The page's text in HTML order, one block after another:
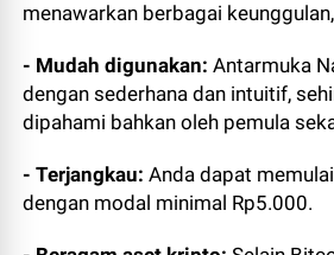
menawarkan berbagai
- Mudah digunakan:Antarmuka
dengan sederhana dan intuitif,
dipahami bahkan oleh pemula
- Terjangkau:Anda dapat
dengan modal minimal Rp5.000.